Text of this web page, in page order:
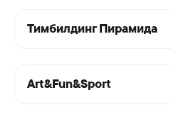
Тимбилдинг Пирамида
Art&Fun&Sport